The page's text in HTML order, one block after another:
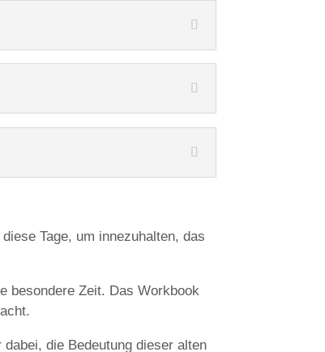
Tage, um innezuhalten, das
besondere Zeit. Das Workbook
die Bedeutung dieser alten